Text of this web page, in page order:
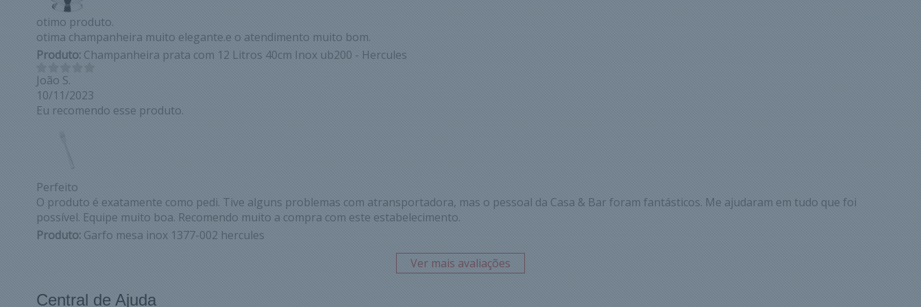
otimo produto.
otima champanheira muito elegante.e o atendimento muito bom.
Produto: Champanheira prata com 12 Litros 40cm Inox ub200 - Hercules
João S.
10/11/2023
Eu recomendo esse produto.
Perfeito
O produto é exatamente como pedi. Tive alguns problemas com atransportadora, mas o pessoal da Casa & Bar foram fantásticos. Me ajudaram em tudo que foi
possível. Equipe muito boa. Recomendo muito a compra com este estabelecimento.
Produto: Garfo mesa inox 1377-002 hercules
Ver mais avaliações
Central de Ajuda